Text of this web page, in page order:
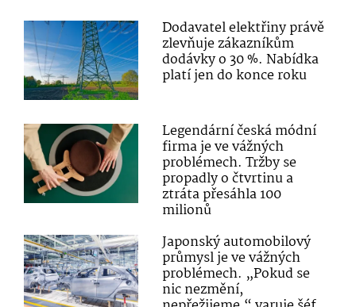
Dodavatel elektřiny právě
zlevňuje zákazníkům
dodávky o 30 %. Nabídka
platí jen do konce roku
Legendární česká módní
firma je ve vážných
problémech. Tržby se
propadly o čtvrtinu a
ztráta přesáhla 100
milionů
Japonský automobilový
průmysl je ve vážných
problémech. „Pokud se
nic nezmění,